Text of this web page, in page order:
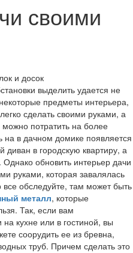
своими
выделить удается не
предметы интерьера,
сделать своими руками, а
можно потратить на более
в дачном домике появляется
в городскую квартиру, а
обновить интерьер дачи
руками, которая завалялась
обследуйте, там может быть
металл, которые
Так, если вам
на кухне или в гостиной, вы
соорудить ее из бревна,
труб. Причем сделать это